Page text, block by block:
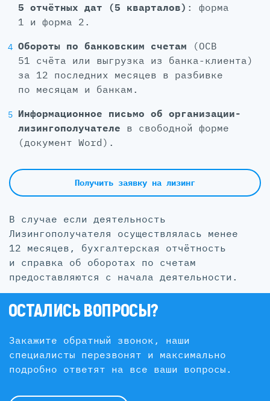
5 отчётных дат (5 кварталов) : форма
1 и форма 2.
Обороты по банковским счетам (ОСВ
51 счёта или выгрузка из банка-клиента)
за 12 последних месяцев в разбивке
по месяцам и банкам.
Информационное письмо об организации-
лизингополучателе в свободной форме
(документ Word).
Получить заявку на лизинг
В случае если деятельность
Лизингополучателя осуществлялась менее
12 месяцев, бухгалтерская отчётность
и справка об оборотах по счетам
предоставляются с начала деятельности.
ОСТАЛИСЬ ВОПРОСЫ?
Закажите обратный звонок, наши
специалисты перезвонят и максимально
подробно ответят на все ваши вопросы.